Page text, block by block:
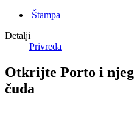
Štampa
Detalji
Privreda
Otkrijte Porto i
čuda